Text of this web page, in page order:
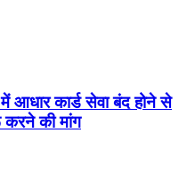
आधार कार्ड सेवा बंद होने से
करने की मांग